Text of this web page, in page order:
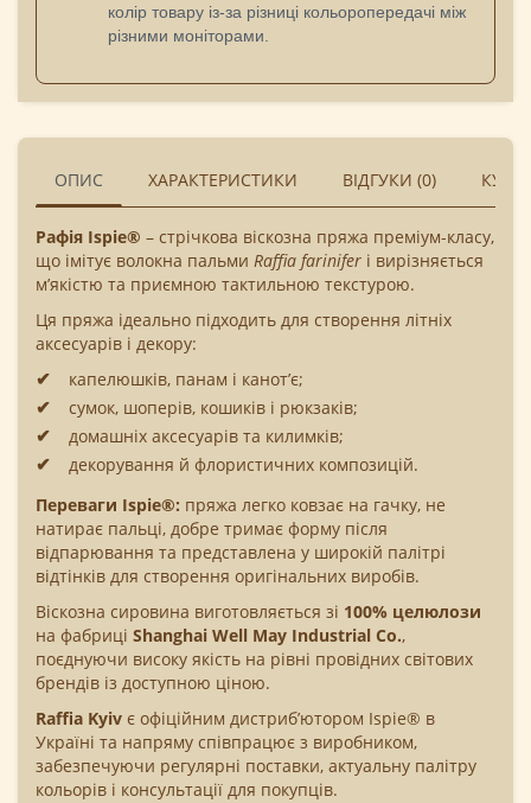
колір товару із-за різниці кольоропередачі між
різними моніторами.
ОПИС ХАРАКТЕРИСТИКИ ВІДГУКИ (0)
Рафія Ispie® – стрічкова віскозна пряжа преміум-класу,
що імітує волокна пальми Raffia farinifer і вирізняється
м’якістю та приємною тактильною текстурою.
Ця пряжа ідеально підходить для створення літніх
аксесуарів і декору:
капелюшків, панам і канот’є;
сумок, шоперів, кошиків і рюкзаків;
домашніх аксесуарів та килимків;
декорування й флористичних композицій.
Переваги Ispie®: пряжа легко ковзає на гачку, не
натирає пальці, добре тримає форму після
відпарювання та представлена у широкій палітрі
відтінків для створення оригінальних виробів.
Віскозна сировина виготовляється зі 100% целюлози
на фабриці Shanghai Well May Industrial Co.,
поєднуючи високу якість на рівні провідних світових
брендів із доступною ціною.
Raffia Kyiv є офіційним дистриб’ютором Ispie® в
Україні та напряму співпрацює з виробником,
забезпечуючи регулярні поставки, актуальну палітру
кольорів і консультації для покупців.